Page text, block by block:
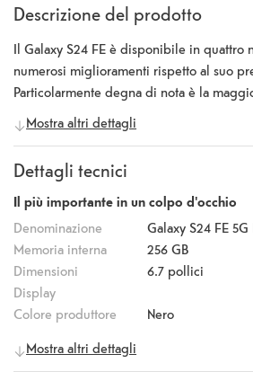
Descrizione del prodotto
Il Galaxy S24 FE è disponibile in quattro
numerosi miglioramenti rispetto al suo
Particolarmente degna di nota è la
batteria, che ti consente di rimanere
giornate più impegnative. Grazie al
più chiaro e nitido. Con una frequenza di
variabile da 60 a 120 Hz, il display si
utilizzo. Con “Photo Assist”, puoi
utilizzando l'IA generativa, completare
immagine e regolare/riempire gli sfondi
tripla fotocamera principale comprende
grandangolare da 50 megapixel con
una fotocamera ultragrandangolare da 12
teleobiettivo da 8 megapixel con zoom
Mostra altri dettagli
Dettagli tecnici
Il più importante in un colpo d'occhio
Denominazione
Galaxy S24 FE
Memoria interna
256 GB
Dimensioni
Display
6.7 pollici
Colore produttore
Nero
Mostra altri dettagli